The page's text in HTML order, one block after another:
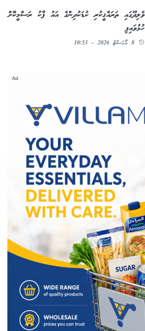
ވެލިދޫގައި ތަރައްޤީކުރި ކުޑަކުދިންގެ އައު ޕާކު ރަސްމީކޮށް
ހުޅުވައިފި
8 އޯގަސްޓު 2026 - 10:53
Ad